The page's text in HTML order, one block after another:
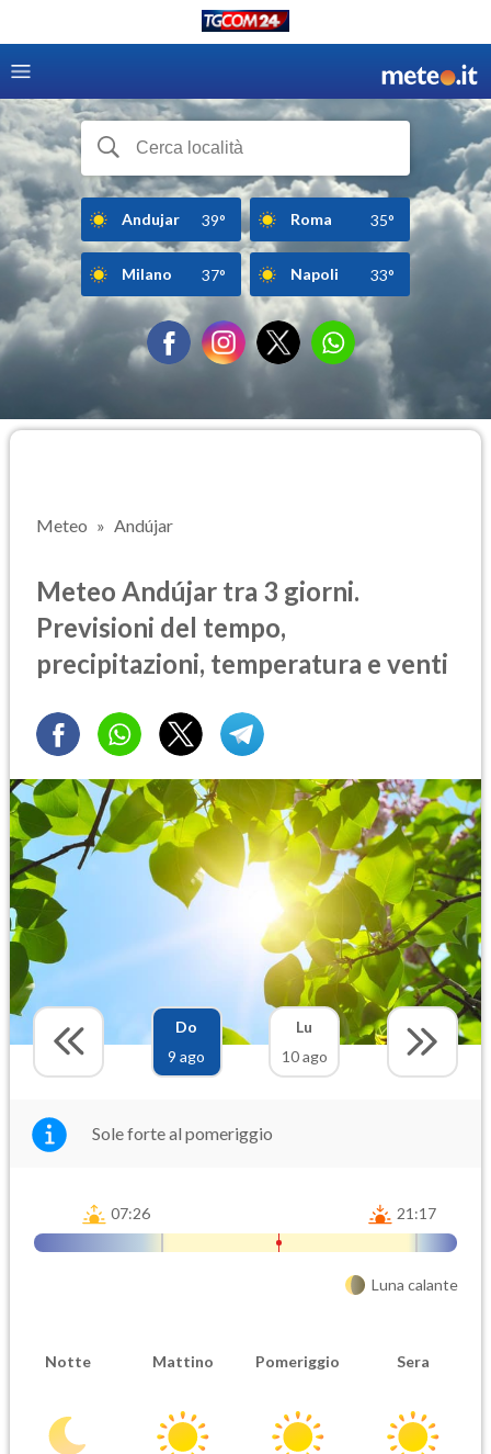
Andujar 39° Roma 35°
Milano 37° Napoli 33°
Meteo Andújar
Meteo Andújar tra 3 giorni.
Previsioni del tempo,
precipitazioni, temperatura e venti
Do
9 ago
Lu
10 ago
Sole forte al pomeriggio
07:26 21:17
Luna calante
Notte Mattino Pomeriggio Sera